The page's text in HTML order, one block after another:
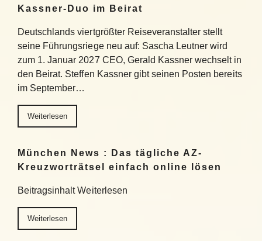
Kassner-Duo im Beirat
Deutschlands viertgrößter Reiseveranstalter stellt
seine Führungsriege neu auf: Sascha Leutner wird
zum 1. Januar 2027 CEO, Gerald Kassner wechselt in
den Beirat. Steffen Kassner gibt seinen Posten bereits
im September…
Weiterlesen
München News : Das tägliche AZ-
Kreuzworträtsel einfach online lösen
Beitragsinhalt Weiterlesen
Weiterlesen